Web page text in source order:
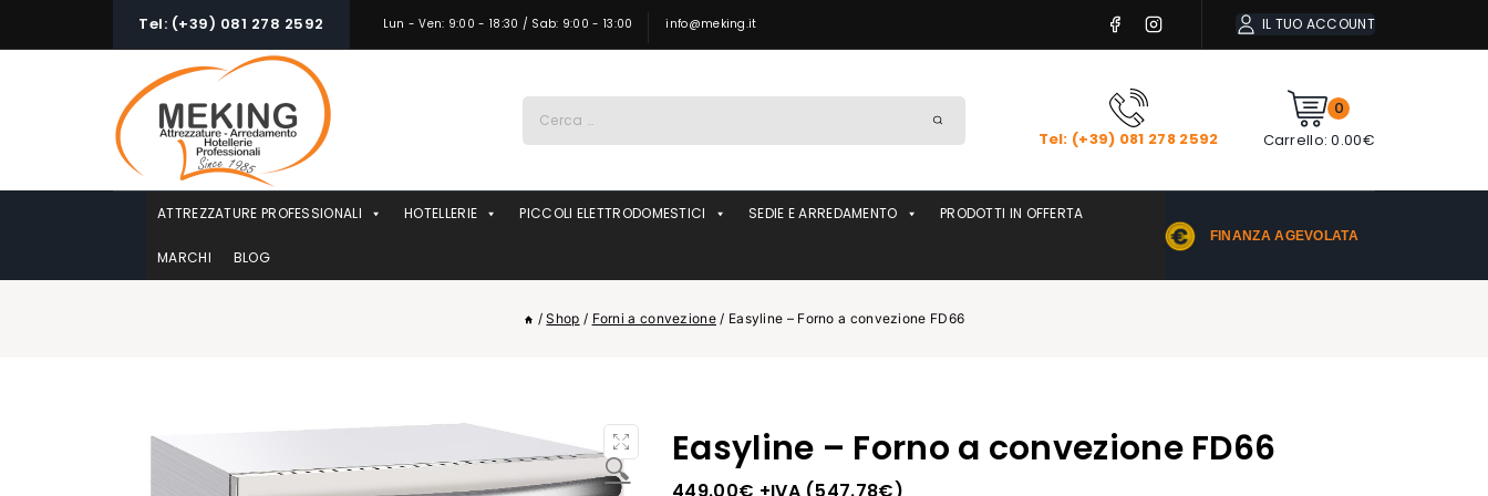
Tel: (+39) 081 278 2592 Lun - Ven: 9:00 - 18:30 / Sab: 9:00 - 13:00 info@meking.it IL TUO ACCOUNT
per:
Tel: (+39) 081 278 2592
0
Carrello: 0.00€
ATTREZZATURE PROFESSIONALI HOTELLERIE PICCOLI ELETTRODOMESTICI SEDIE E ARREDAMENTO PRODOTTI IN OFFERTA
MARCHI BLOG
FINANZA AGEVOLATA
/ Shop / Forni a convezione / Easyline – Forno a convezione FD66
🔍 Easyline – Forno a convezione FD66